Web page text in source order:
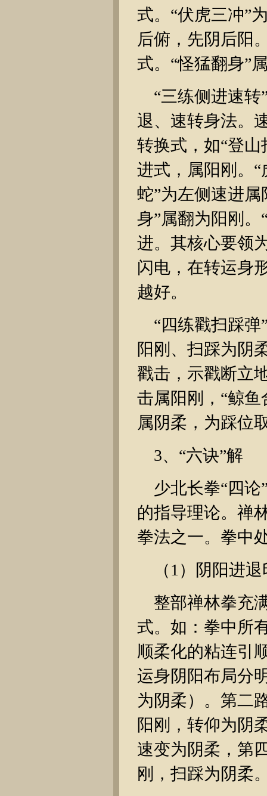
式。“伏虎三冲”
后俯，先阴后阳
式。“怪猛翻身”
“三练侧进速
退、速转身法。
转换式，如“登山
进式，属阳刚。
蛇”为左侧速进属
身”属翻为阳刚
进。其核心要领
闪电，在转运身
越好。
“四练戳扫踩
阳刚、扫踩为阴
戳击，示戳断立
击属阳刚，“鲸鱼
属阴柔，为踩位
3、“六诀”解
少北长拳“四论
的指导理论。禅
拳法之一。拳中
（1）阴阳进
整部禅林拳充
式。如：拳中所
顺柔化的粘连引
运身阴阳布局分
为阴柔）。第二
阳刚，转仰为阴
速变为阴柔，第
刚，扫踩为阴柔